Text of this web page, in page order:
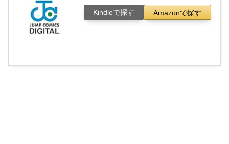
Kindleで探す Amazonで探す